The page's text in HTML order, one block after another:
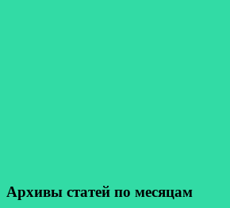
Архивы статей по месяцам